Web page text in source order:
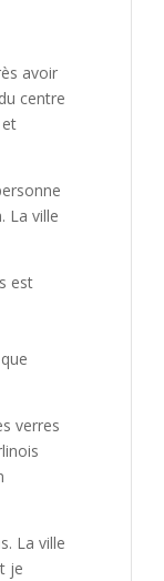
avoir
centre
La ville
est
verres
La ville
je